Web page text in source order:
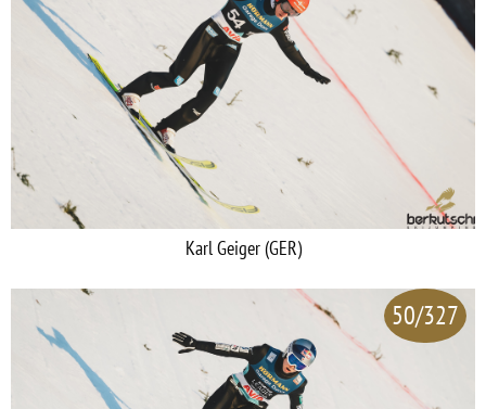
Karl Geiger (GER)
50/327